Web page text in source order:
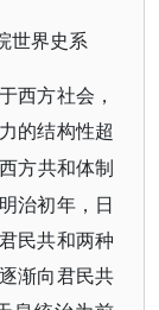
世界史系
西方社会，
的结构性超
方共和体制
治初年，日
民共和两种
渐向君民共